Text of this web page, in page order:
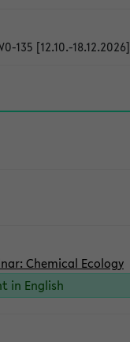
135 [12.10.-18.12.2026]
Chemical Ecology
in English